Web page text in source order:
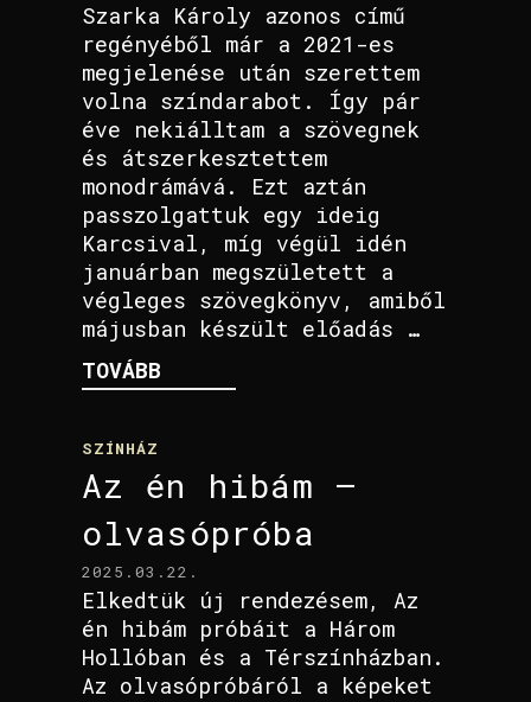
Szarka Károly azonos című
regényéből már a 2021-es
megjelenése után szerettem
volna színdarabot. Így pár
éve nekiálltam a szövegnek
és átszerkesztettem
monodrámává. Ezt aztán
passzolgattuk egy ideig
Karcsival, míg végül idén
januárban megszületett a
végleges szövegkönyv, amiből
májusban készült előadás …
TOVÁBB
SZÍNHÁZ
Az én hibám –
olvasópróba
2025.03.22.
Elkedtük új rendezésem, Az
én hibám próbáit a Három
Hollóban és a Térszínházban.
Az olvasópróbáról a képeket